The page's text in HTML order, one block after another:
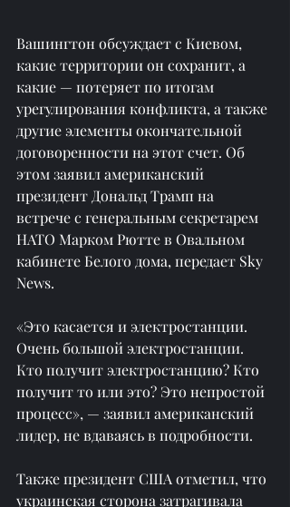
Вашингтон обсуждает с Киевом,
какие территории он сохранит, а
какие — потеряет по итогам
урегулирования конфликта, а также
другие элементы окончательной
договоренности на этот счет. Об
этом заявил американский
президент Дональд Трамп на
встрече с генеральным секретарем
НАТО Марком Рютте в Овальном
кабинете Белого дома, передает Sky
News.
«Это касается и электростанции.
Очень большой электростанции.
Кто получит электростанцию? Кто
получит то или это? Это непростой
процесс», — заявил американский
лидер, не вдаваясь в подробности.
Также президент США отметил, что
украинская сторона затрагивала